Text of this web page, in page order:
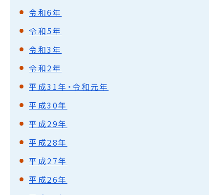
令和6年
令和5年
令和3年
令和2年
平成31年・令和元年
平成30年
平成29年
平成28年
平成27年
平成26年